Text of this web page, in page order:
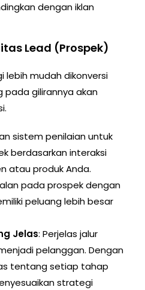
dengan iklan
Lead (Prospek)
lebih mudah dikonversi
pada gilirannya akan
sistem penilaian untuk
berdasarkan interaksi
atau produk Anda.
pada prospek dengan
peluang lebih besar
Jelas: Perjelas jalur
pelanggan. Dengan
tentang setiap tahap
strategi